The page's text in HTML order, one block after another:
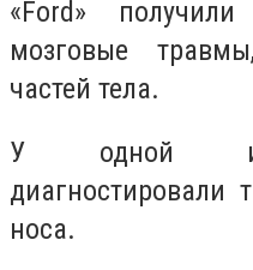
«Ford»
мозговые
частей тела.
У одной из
диагностировали
носа.